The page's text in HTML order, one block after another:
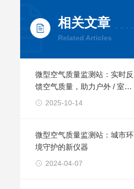
相关文章
Related Articles
微型空气质量监测站：实时反
馈空气质量，助力户外 / 室内
环境管控
2025-10-14
微型空气质量监测站：城市环
境守护的新仪器
2024-04-07